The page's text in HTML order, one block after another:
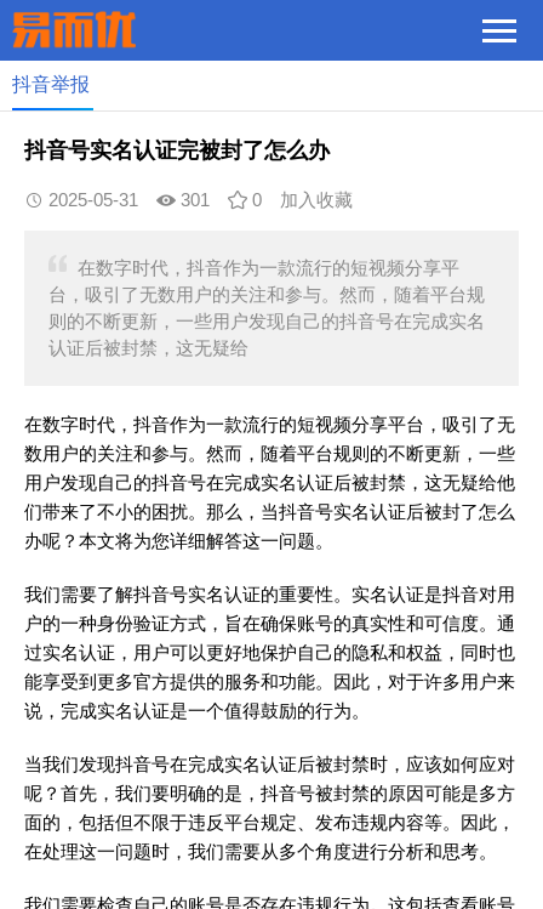
抖音举报
抖音号实名认证完被封了怎么办
2025-05-31 301 0 加入收藏
在数字时代，抖音作为一款流行的短视频分享平
台，吸引了无数用户的关注和参与。然而，随着平台规
则的不断更新，一些用户发现自己的抖音号在完成实名
认证后被封禁，这无疑给
在数字时代，抖音作为一款流行的短视频分享平台，吸引了无
数用户的关注和参与。然而，随着平台规则的不断更新，一些
用户发现自己的抖音号在完成实名认证后被封禁，这无疑给他
们带来了不小的困扰。那么，当抖音号实名认证后被封了怎么
办呢？本文将为您详细解答这一问题。
我们需要了解抖音号实名认证的重要性。实名认证是抖音对用
户的一种身份验证方式，旨在确保账号的真实性和可信度。通
过实名认证，用户可以更好地保护自己的隐私和权益，同时也
能享受到更多官方提供的服务和功能。因此，对于许多用户来
说，完成实名认证是一个值得鼓励的行为。
当我们发现抖音号在完成实名认证后被封禁时，应该如何应对
呢？首先，我们要明确的是，抖音号被封禁的原因可能是多方
面的，包括但不限于违反平台规定、发布违规内容等。因此，
在处理这一问题时，我们需要从多个角度进行分析和思考。
我们需要检查自己的账号是否存在违规行为。这包括查看账号